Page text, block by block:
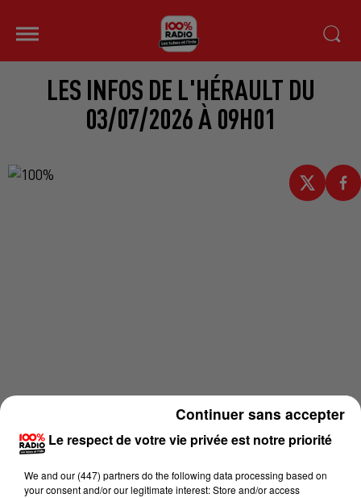
LES INFOS DE L'HÉRAULT DU
03/07/2026 À 09H01
Le respect de votre vie privée est notre priorité
We and our (447) partnersdo the following data processing based on
your consent and/or our legitimate interest: Store and/or access
Continuer sans accepter